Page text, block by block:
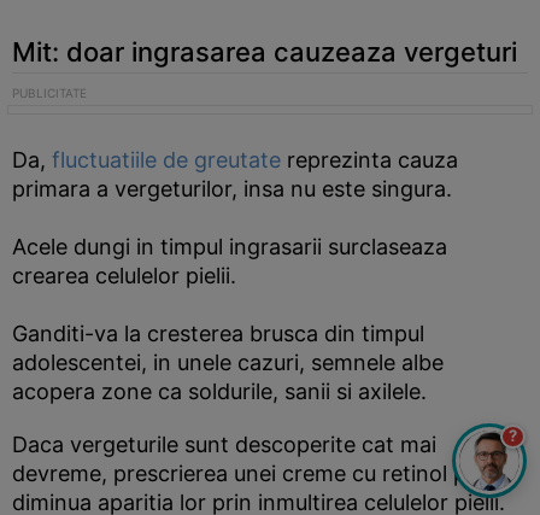
Mit: doar ingrasarea cauzeaza vergeturi
Da, fluctuatiile de greutate reprezinta cauza
primara a vergeturilor, insa nu este singura.
Acele dungi in timpul ingrasarii surclaseaza
crearea celulelor pielii.
Ganditi-va la cresterea brusca din timpul
adolescentei, in unele cazuri, semnele albe
acopera zone ca soldurile, sanii si axilele.
Daca vergeturile sunt descoperite cat mai
devreme, prescrierea unei creme cu retinol poate
diminua aparitia lor prin inmultirea celulelor pielii.
?